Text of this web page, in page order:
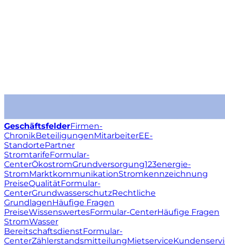
GeschäftsfelderFirmen-
ChronikBeteiligungenMitarbeiterEE-
StandortePartner
StromtarifeFormular-
CenterÖkostromGrundversorgung123energie-
StromMarktkommunikationStromkennzeichnung
PreiseQualitätFormular-
CenterGrundwasserschutzRechtliche
GrundlagenHäufige Fragen
PreiseWissenswertesFormular-CenterHäufige Fragen
StromWasser
BereitschaftsdienstFormular-
CenterZählerstandsmitteilungMietservice